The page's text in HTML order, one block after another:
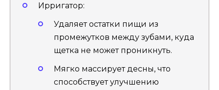
Ирригатор:
Удаляет остатки пищи из
промежутков между зубами, куда
щетка не может проникнуть.
Мягко массирует десны, что
способствует улучшению